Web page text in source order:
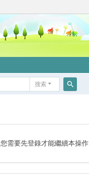
搜索
您需要先登錄才能繼續本操作